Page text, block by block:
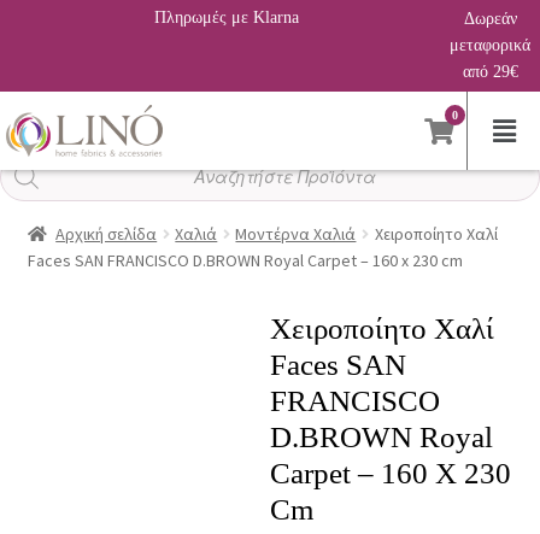
Πληρωμές με Klarna
Δωρεάν
μεταφορικά
από 29€
0
Αναζήτηση
προϊόντων
Αρχική σελίδα Χαλιά Μοντέρνα Χαλιά
Χειροποίητο Χαλί
Faces SAN FRANCISCO D.BROWN Royal Carpet – 160 x 230 cm
Χειροποίητο Χαλί
Faces SAN
FRANCISCO
D.BROWN Royal
Carpet – 160 X 230
Cm